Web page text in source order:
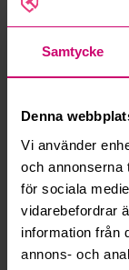
Samtycke
Denna
Vi använder
och annonserna
för sociala
vidarebefordrar
information från
annons- och
Kan jag ångra
Mer från